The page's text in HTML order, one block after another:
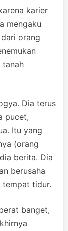
karier
mengaku
orang
tanah
Dia terus
pucet,
Itu yang
(orang
berita. Dia
berusaha
tempat tidur.
banget,